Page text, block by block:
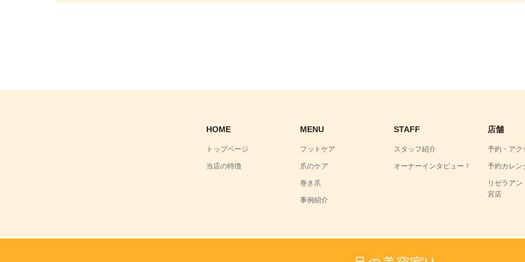
HOME
トップページ
当店の特徴
MENU
フットケア
爪のケア
巻き爪
事例紹介
STAFF
スタッフ紹介
オーナーインタビュー！
店舗
予約・アク
予約カレン
リゼラア
宮店